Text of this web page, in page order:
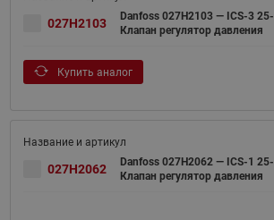
027H2103
Danfoss 027H2103 — ICS-3
Клапан регулятор давления
Купить аналог
027H2062
Danfoss 027H2062 — ICS-1
Клапан регулятор давления